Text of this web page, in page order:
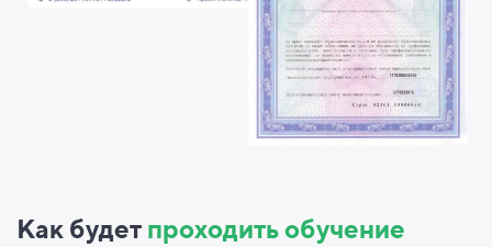
Как будет проходить обучение